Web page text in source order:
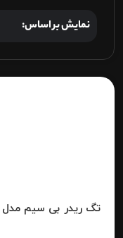
نمایش بر اساس:
تگ ریدر بی سیم مدل DS-PT1-WB